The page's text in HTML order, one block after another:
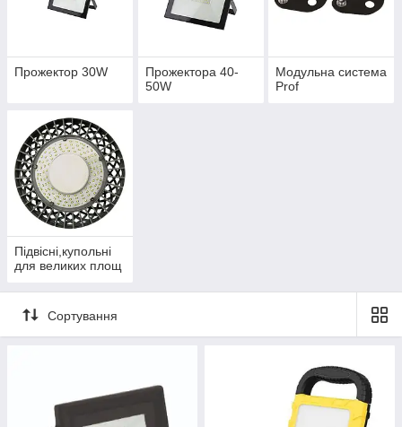
Прожектор 30W
Прожектора 40-
50W
Модульна система
Prof
Підвісні,купольні
для великих площ
Сортування